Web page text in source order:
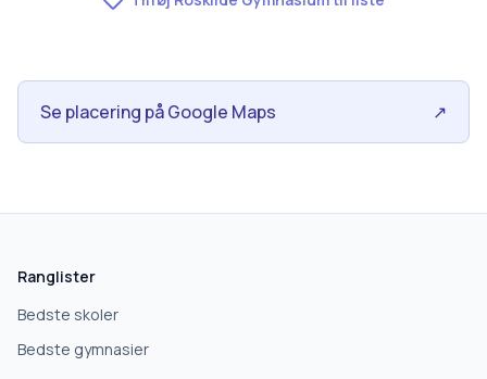
Se placering på Google Maps ↗
Hvad leder du efter?
Vi bruger dit valg til at stille de rigtige spørgsmål.
Grundskole
Ranglister
Bedste skoler
Bedste gymnasier